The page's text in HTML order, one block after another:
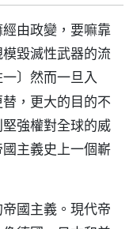
由政變，要嘛靠
毀滅性武器的流
一〕 然而一旦入
，更大的目的不
強權對全球的威
主義史上一個嶄
國主義。現代帝